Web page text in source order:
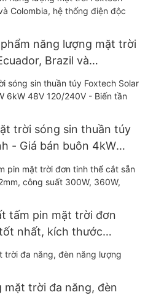
năng lượng mặt trời
Brazil và
độc lập 120V.
trời sóng sin thuần túy
- Giá bán buôn 4kW
tần năng lượng mặt
tấm pin mặt trời đơn
nhất, kích thước
360W, 400W.
trời đa năng, đèn